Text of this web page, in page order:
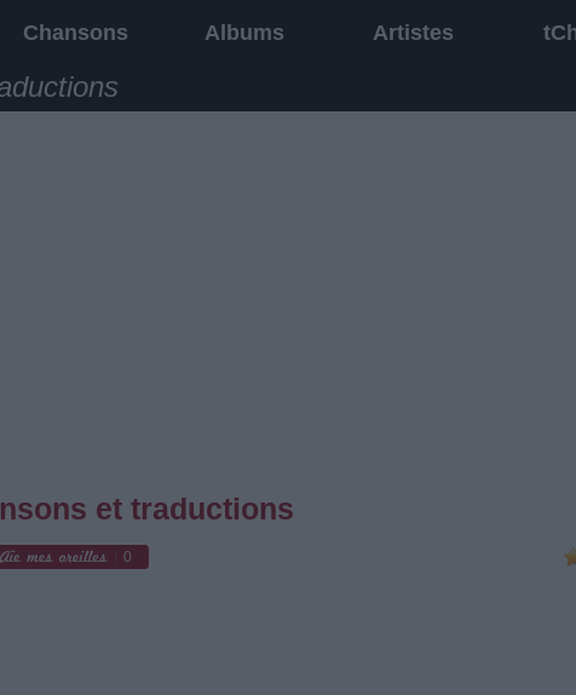
Chansons Albums Artistes
et traductions
0